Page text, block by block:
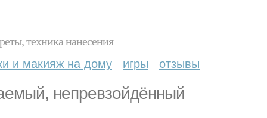
техника нанесения
и макияж на дому игры отзывы
непревзойдённый